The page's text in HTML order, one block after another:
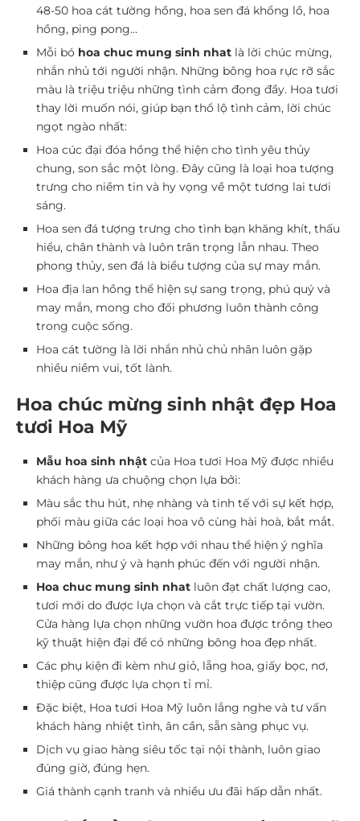
48-50 hoa cát tường hồng, hoa sen đá khổng lồ, hoa
hồng, ping pong…
Mỗi bó hoa chuc mung sinh nhat là lời chúc mừng,
nhắn nhủ tới người nhận. Những bông hoa rực rỡ sắc
màu là triệu triệu những tình cảm đong đầy. Hoa tươi
thay lời muốn nói, giúp bạn thổ lộ tình cảm, lời chúc
ngọt ngào nhất:
Hoa cúc đại đóa hồng thể hiện cho tình yêu thủy
chung, son sắc một lòng. Đây cũng là loại hoa tượng
trưng cho niềm tin và hy vọng về một tương lai tươi
sáng.
Hoa sen đá tượng trưng cho tình bạn khăng khít, thấu
hiểu, chân thành và luôn trân trọng lẫn nhau. Theo
phong thủy, sen đá là biểu tượng của sự may mắn.
Hoa địa lan hồng thể hiện sự sang trọng, phú quý và
may mắn, mong cho đối phương luôn thành công
trong cuộc sống.
Hoa cát tường là lời nhắn nhủ chủ nhân luôn gặp
nhiều niềm vui, tốt lành.
Hoa chúc mừng sinh nhật đẹp Hoa
tươi Hoa Mỹ
Mẫu hoa sinh nhật của Hoa tươi Hoa Mỹ được nhiều
khách hàng ưa chuộng chọn lựa bởi:
Màu sắc thu hút, nhẹ nhàng và tinh tế với sự kết hợp,
phối màu giữa các loại hoa vô cùng hài hoà, bắt mắt.
Những bông hoa kết hợp với nhau thể hiện ý nghĩa
may mắn, như ý và hạnh phúc đến với người nhận.
Hoa chuc mung sinh nhat luôn đạt chất lượng cao,
tươi mới do được lựa chọn và cắt trực tiếp tại vườn.
Cửa hàng lựa chọn những vườn hoa được trồng theo
kỹ thuật hiện đại để có những bông hoa đẹp nhất.
Các phụ kiện đi kèm như giỏ, lẵng hoa, giấy bọc, nơ,
thiệp cũng được lựa chọn tỉ mỉ.
Đặc biệt, Hoa tươi Hoa Mỹ luôn lắng nghe và tư vấn
khách hàng nhiệt tình, ân cần, sẵn sàng phục vụ.
Dịch vụ giao hàng siêu tốc tại nội thành, luôn giao
đúng giờ, đúng hẹn.
Giá thành cạnh tranh và nhiều ưu đãi hấp dẫn nhất.